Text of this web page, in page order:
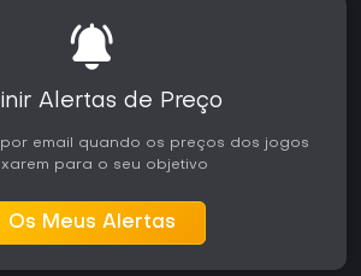
Alertas de Preço
email quando os preços dos jogos
para o seu objetivo
Os Meus Alertas